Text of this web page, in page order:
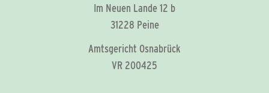
Im Neuen Lande 12 b
31228 Peine
Amtsgericht Osnabrück
VR 200425